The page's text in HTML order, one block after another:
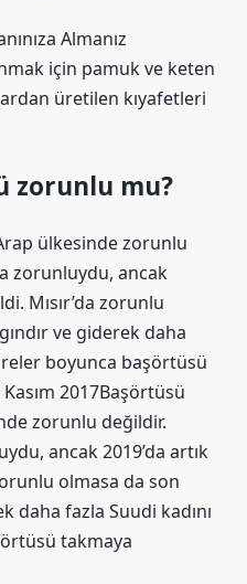
Almanız
için pamuk ve keten
üretilen kıyafetleri
zorunlu mu?
ülkesinde zorunlu
zorunluydu, ancak
Mısır’da zorunlu
ve giderek daha
boyunca başörtüsü
2017Başörtüsü
zorunlu değildir.
ancak 2019’da artık
olmasa da son
daha fazla Suudi kadını
takmaya